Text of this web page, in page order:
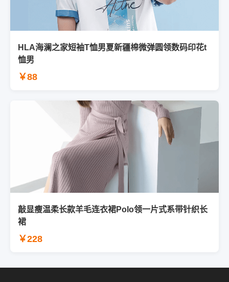
HLA海澜之家短袖T恤男夏新疆棉微弹圆领数码印花t
恤男
￥88
敲显瘦温柔长款羊毛连衣裙Polo领一片式系带针织长
裙
￥228